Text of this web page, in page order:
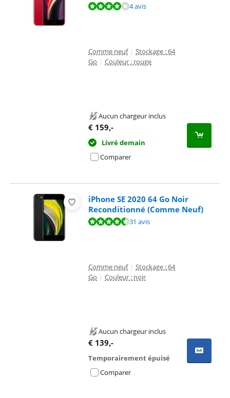
La note est de 8,3 sur 10, basée sur 4 avis.4 avis
Comme neuf | Stockage : 64
Go | Couleur : rouge
Aucun chargeur inclus
€ 159,-
Livré demain
Comparer
iPhone SE 2020 64 Go Noir
Reconditionné (Comme Neuf)
La note est de 9,2 sur 10, basée sur 31 avis.31 avis
Comme neuf | Stockage : 64
Go | Couleur : noir
Aucun chargeur inclus
€ 139,-
Temporairement épuisé
Comparer